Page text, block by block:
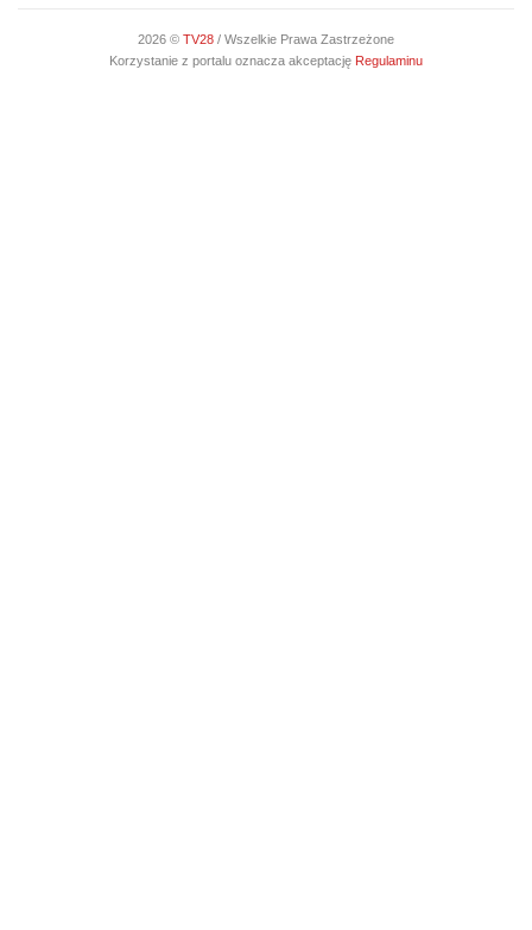
2026 © TV28 / Wszelkie Prawa Zastrzeżone
Korzystanie z portalu oznacza akceptację Regulaminu